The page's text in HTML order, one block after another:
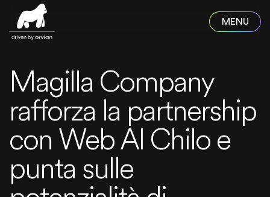
Skip to main content
Magilla Company
rafforza la partnership
con Web Al Chilo e
punta sulle